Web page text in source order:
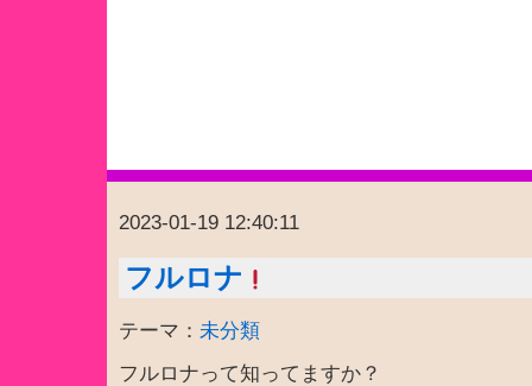
2023-01-19 12:40:11
フルロナ
テーマ： 未分類
フルロナって知ってますか？